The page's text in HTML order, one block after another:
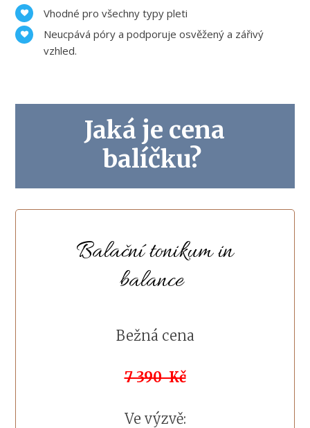
Vhodné pro všechny typy pleti
Neucpává póry a podporuje osvěžený a zářivý
vzhled.
Jaká je cena
balíčku?
Balační tonikum in
balance
Bežná cena
7 390 Kč
Ve výzvě: